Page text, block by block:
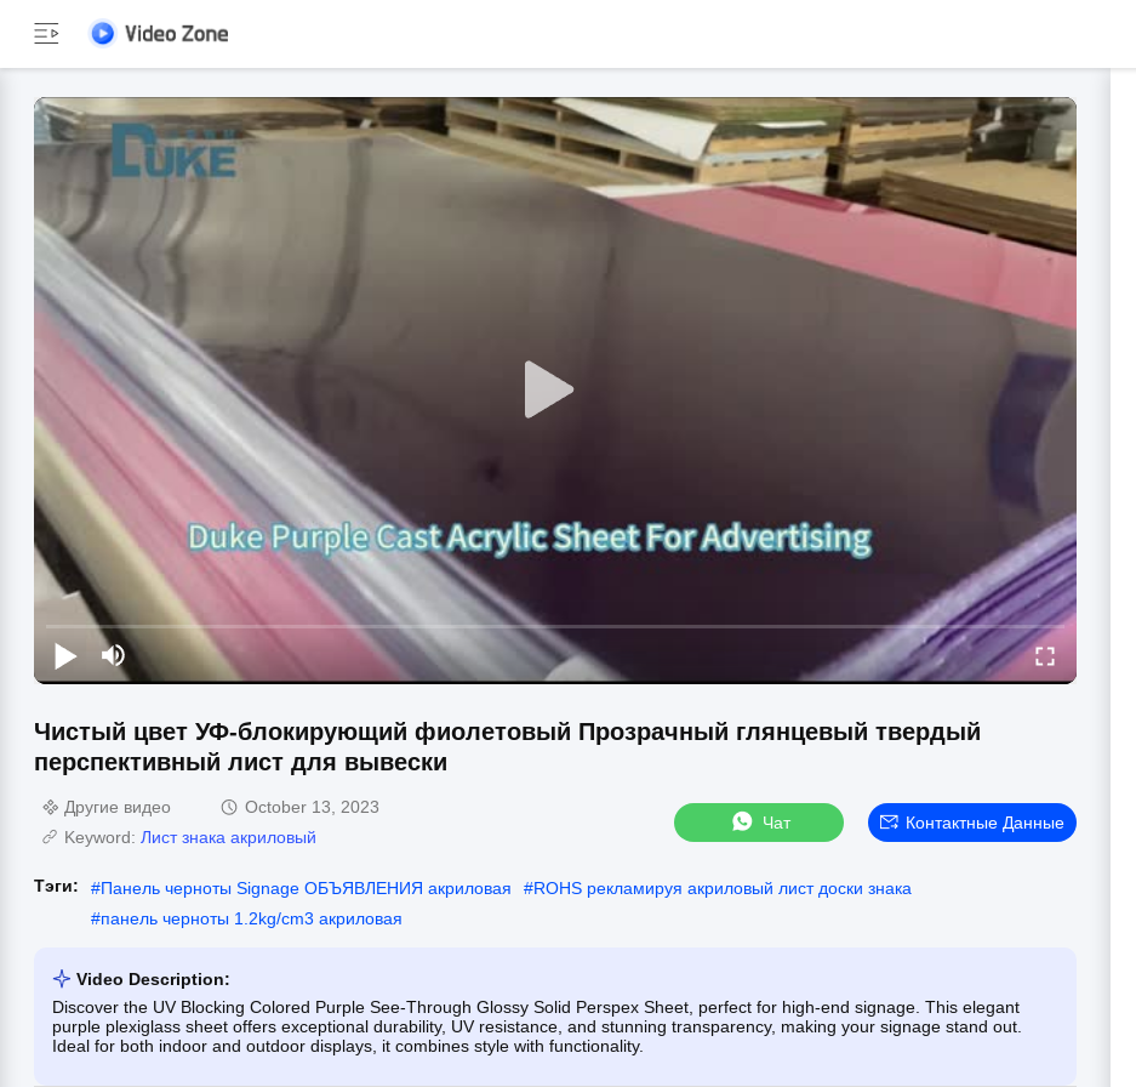
Чистый цвет УФ-блокирующий фиолетовый Прозрачный глянцевый твердый
перспективный лист для вывески
Другие видео
October 13, 2023
Keyword: Лист знака акриловый
Чат Контактные Данные
Тэги: #Панель черноты Signage ОБЪЯВЛЕНИЯ акриловая #ROHS рекламируя акриловый лист доски знака
#панель черноты 1.2kg/cm3 акриловая
Video Description:
Discover the UV Blocking Colored Purple See-Through Glossy Solid Perspex Sheet, perfect for high-end signage. This elegant
purple plexiglass sheet offers exceptional durability, UV resistance, and stunning transparency, making your signage stand out.
Ideal for both indoor and outdoor displays, it combines style with functionality.